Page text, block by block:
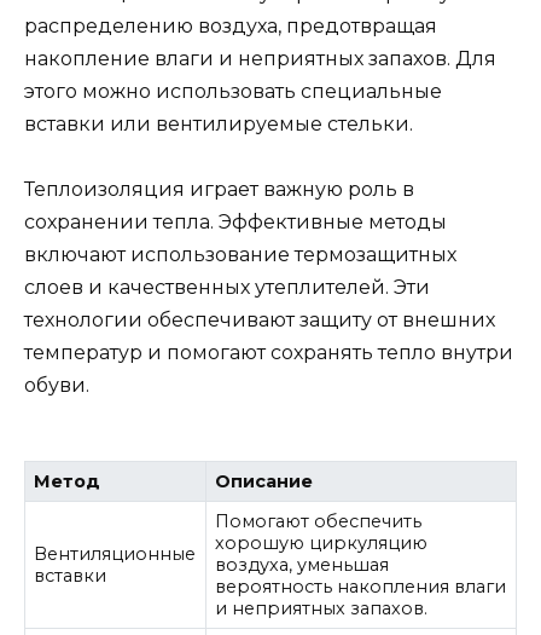
распределению воздуха, предотвращая
накопление влаги и неприятных запахов. Для
этого можно использовать специальные
вставки или вентилируемые стельки.
Теплоизоляция играет важную роль в
сохранении тепла. Эффективные методы
включают использование термозащитных
слоев и качественных утеплителей. Эти
технологии обеспечивают защиту от внешних
температур и помогают сохранять тепло внутри
обуви.
Метод Описание
Вентиляционные
вставки
Помогают обеспечить
хорошую циркуляцию
воздуха, уменьшая
вероятность накопления влаги
и неприятных запахов.